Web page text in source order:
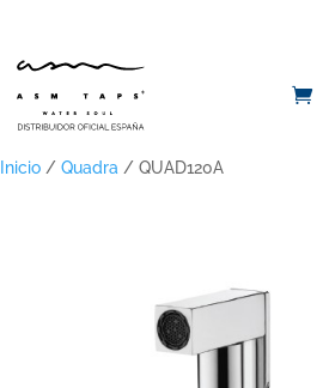
Inicio / Quadra / QUAD120A